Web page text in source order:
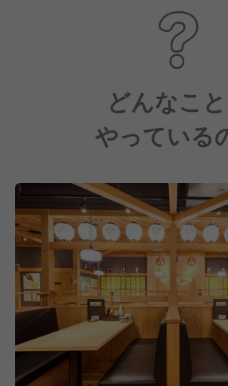
どんなこ
やっている